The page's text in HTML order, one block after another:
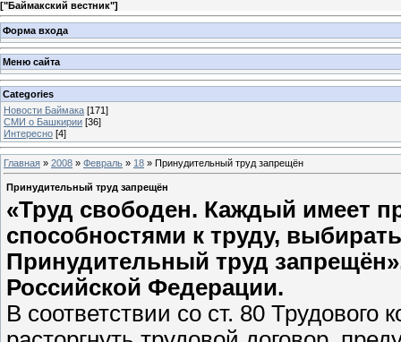
["Баймакский вестник"]
Форма входа
Меню сайта
Categories
Новости Баймака [171]
СМИ о Башкирии [36]
Интересно [4]
Главная » 2008 » Февраль » 18 » Принудительный труд запрещён
Принудительный труд запрещён
«Труд свободен. Каждый имеет
способностями к труду,
Принудительный труд
Российской Федерации.
В соответствии со ст. 80 Трудового